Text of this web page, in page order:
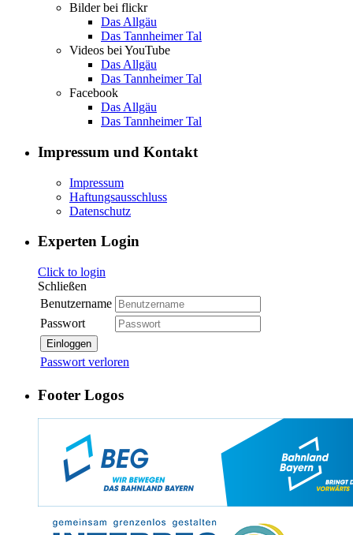
Bilder bei flickr
Das Allgäu
Das Tannheimer Tal
Videos bei YouTube
Das Allgäu
Das Tannheimer Tal
Facebook
Das Allgäu
Das Tannheimer Tal
Impressum und Kontakt
Impressum
Haftungsausschluss
Datenschutz
Experten Login
Click to login
Schließen
Benutzername
Passwort
Einloggen
Passwort verloren
Footer Logos